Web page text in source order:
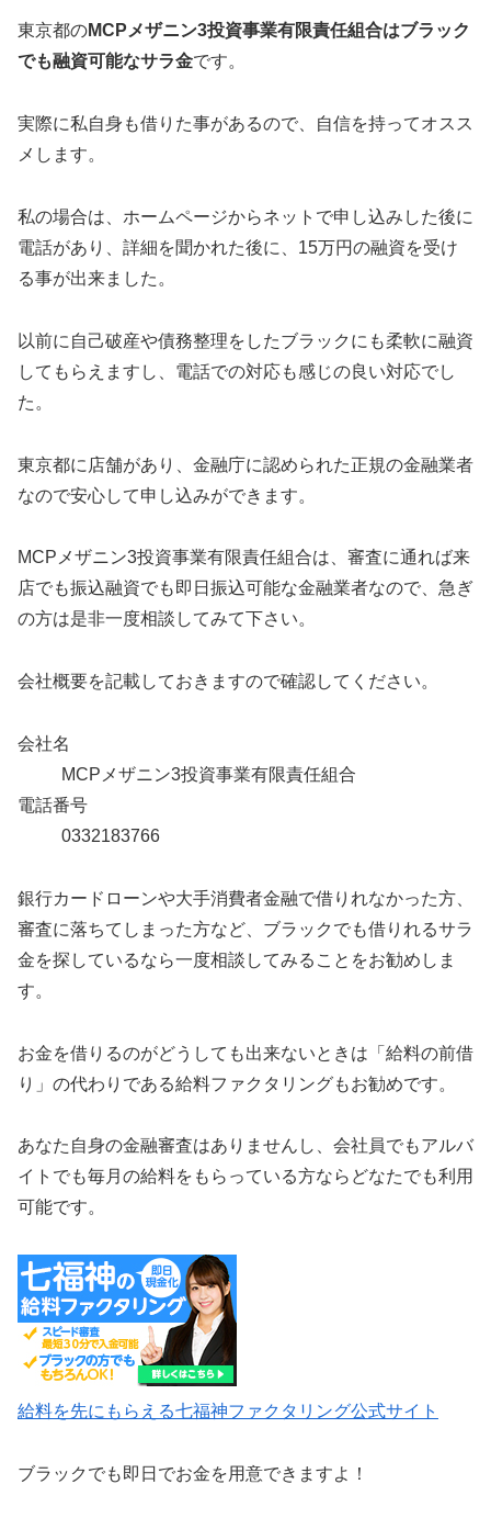
東京都のMCPメザニン3投資事業有限責任組合はブラック
でも融資可能なサラ金です。
実際に私自身も借りた事があるので、自信を持ってオスス
メします。
私の場合は、ホームページからネットで申し込みした後に
電話があり、詳細を聞かれた後に、15万円の融資を受け
る事が出来ました。
以前に自己破産や債務整理をしたブラックにも柔軟に融資
してもらえますし、電話での対応も感じの良い対応でし
た。
東京都に店舗があり、金融庁に認められた正規の金融業者
なので安心して申し込みができます。
MCPメザニン3投資事業有限責任組合は、審査に通れば来
店でも振込融資でも即日振込可能な金融業者なので、急ぎ
の方は是非一度相談してみて下さい。
会社概要を記載しておきますので確認してください。
会社名
MCPメザニン3投資事業有限責任組合
電話番号
0332183766
銀行カードローンや大手消費者金融で借りれなかった方、
審査に落ちてしまった方など、ブラックでも借りれるサラ
金を探しているなら一度相談してみることをお勧めしま
す。
お金を借りるのがどうしても出来ないときは「給料の前借
り」の代わりである給料ファクタリングもお勧めです。
あなた自身の金融審査はありませんし、会社員でもアルバ
イトでも毎月の給料をもらっている方ならどなたでも利用
可能です。
給料を先にもらえる七福神ファクタリング公式サイト
ブラックでも即日でお金を用意できますよ！